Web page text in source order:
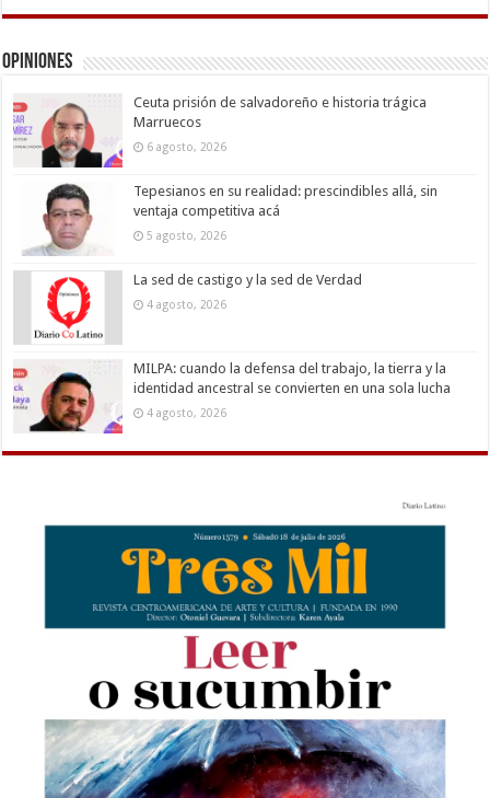
Opiniones
Ceuta prisión de salvadoreño e historia trágica
Marruecos
6 agosto, 2026
Tepesianos en su realidad: prescindibles allá, sin
ventaja competitiva acá
5 agosto, 2026
La sed de castigo y la sed de Verdad
4 agosto, 2026
MILPA: cuando la defensa del trabajo, la tierra y la
identidad ancestral se convierten en una sola lucha
4 agosto, 2026